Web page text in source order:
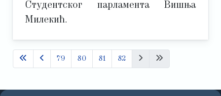
Студентског парламента Вишња
Милекић.
79 80 81 82